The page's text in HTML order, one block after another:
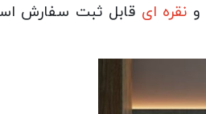
و نقره ای قابل ثبت سفارش